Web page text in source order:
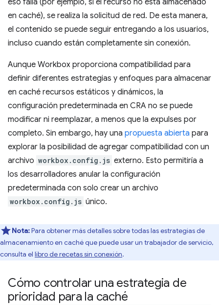
eso falla (por ejemplo, si el recurso no está almacenado
en caché), se realiza la solicitud de red. De esta manera,
el contenido se puede seguir entregando a los usuarios,
incluso cuando están completamente sin conexión.
Aunque Workbox proporciona compatibilidad para
definir diferentes estrategias y enfoques para almacenar
en caché recursos estáticos y dinámicos, la
configuración predeterminada en CRA no se puede
modificar ni reemplazar, a menos que la expulses por
completo. Sin embargo, hay una propuesta abierta para
explorar la posibilidad de agregar compatibilidad con un
archivo workbox.config.js externo. Esto permitiría a
los desarrolladores anular la configuración
predeterminada con solo crear un archivo
workbox.config.js único.
Nota:Para obtener más detalles sobre todas las estrategias de
almacenamiento en caché que puede usar un trabajador de servicio,
consulta el libro de recetas sin conexión.
Cómo controlar una estrategia de
prioridad para la caché